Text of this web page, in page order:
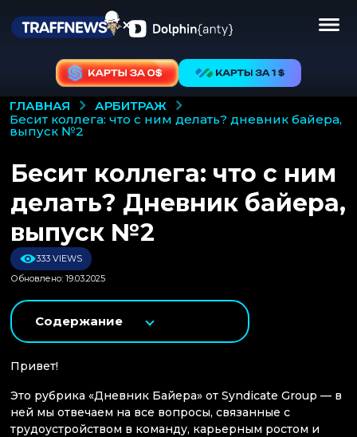
ГЛАВНАЯ
АРБИТРАЖ
бесит коллега: что с ним делать? дневник байера,
выпуск №2
Бесит коллега: что с ним
делать? Дневник байера,
выпуск №2
333 VIEWS
Обновлено: 19.03.2025
Содержание
Привет!
Это рубрика «Дневник Байера» от Syndicate Group — в
ней мы отвечаем на все вопросы, связанные с
трудоустройством в команду, карьерным ростом и